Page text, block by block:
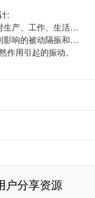
:
影响的主动隔振和智能隔振；
动隔振和智能隔振。
用引起的振动。
户分享资源